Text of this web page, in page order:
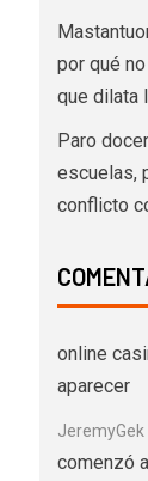
por qué
que dilata
Paro
escuelas,
conflicto
online
aparecer
JeremyGek
comenzó